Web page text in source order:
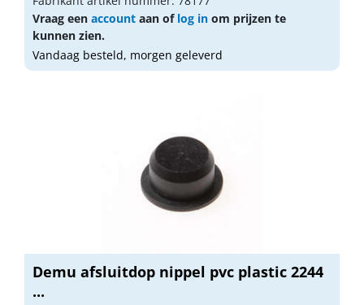
Vraag een account aan of log in om prijzen te
kunnen zien.
Vandaag besteld, morgen geleverd
Demu afsluitdop nippel pvc plastic 2244
...